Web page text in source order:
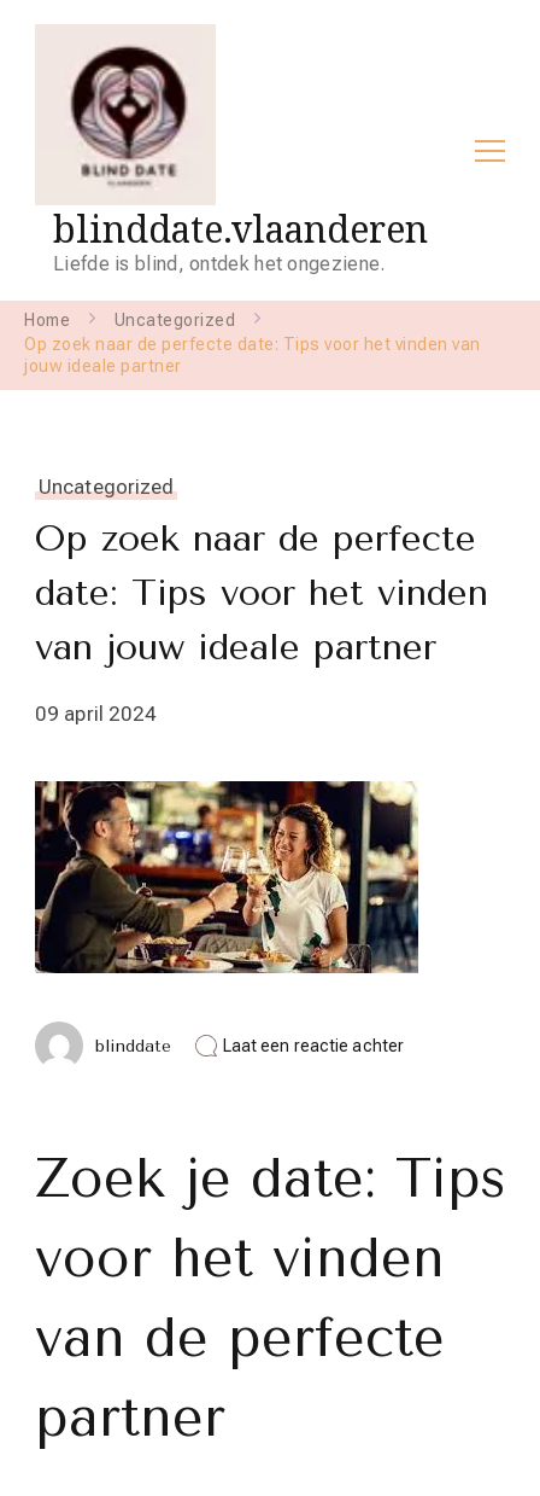
blinddate.vlaanderen
Liefde is blind, ontdek het ongeziene.
Home
Uncategorized
Op zoek naar de perfecte date: Tips voor het vinden van
jouw ideale partner
Uncategorized
Op zoek naar de perfecte
date: Tips voor het vinden
van jouw ideale partner
09 april 2024
blinddate Laat een reactie achterop
perfecte
date:
Tips
vinden
ideale
partner
Zoek je date: Tips
voor het vinden
van de perfecte
partner